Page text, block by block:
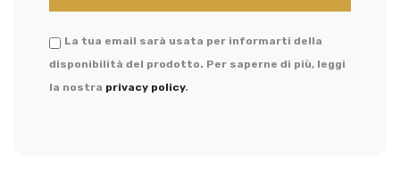
La tua email sarà usata per informarti della
disponibilità del prodotto. Per saperne di più, leggi
la nostra privacy policy.